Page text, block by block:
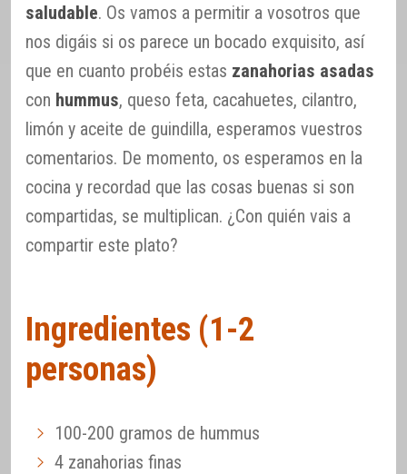
saludable. Os vamos a permitir a vosotros que
nos digáis si os parece un bocado exquisito, así
que en cuanto probéis estas zanahorias asadas
con hummus, queso feta, cacahuetes, cilantro,
limón y aceite de guindilla, esperamos vuestros
comentarios. De momento, os esperamos en la
cocina y recordad que las cosas buenas si son
compartidas, se multiplican. ¿Con quién vais a
compartir este plato?
Ingredientes (1-2
personas)
100-200 gramos de hummus
4 zanahorias finas